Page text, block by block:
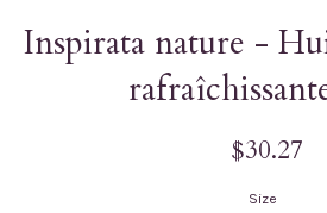
Inspirata nature -
Prix
$30.27
Size